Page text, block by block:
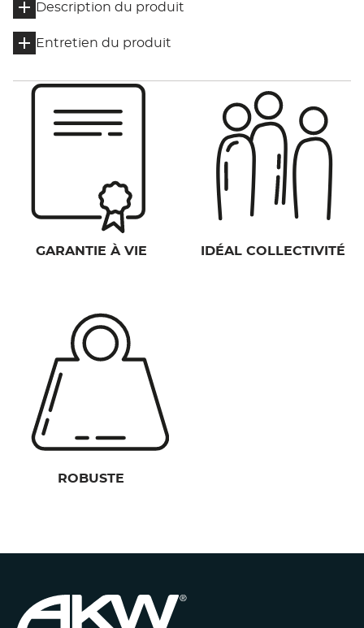
Description du produit
Entretien du produit
GARANTIE À VIE IDÉAL COLLECTIVITÉ
ROBUSTE